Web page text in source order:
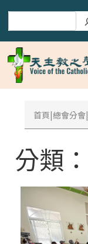
首頁 總會分會
分類：